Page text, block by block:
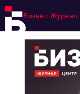
Бизнес Журнал: